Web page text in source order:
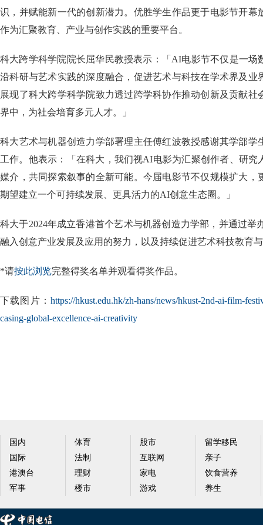
识，并赋能新一代的创新潜力。优胜学生作品更于电影节开幕
作为汇聚教育、产业与创作实践的重要平台。
科大跨学科学院院长屈华民教授表示：「AI电影节不仅是一场
沿科研与艺术实践的深度融合，促进艺术与科技在学术界及业
展现了科大跨学科学院致力透过跨学科协作推动创新及贡献社
界中，为社会培育多元人才。」
科大艺术与机器创造力学部署理主任傅红波教授感谢其学部学
工作。他表示：「在科大，我们视AI电影为汇聚创作者、研究
媒介，共同探索叙事的全新可能。今届电影节不仅规模扩大，
期望建立一个可持续发展、更具活力的AI创意生态圈。」
科大于2024年成立香港首个艺术与机器创造力学部，并通过
融入创意产业发展及应用的努力，以及持续促进艺术科技教育
*请按此浏览完整得奖名单并观看得奖作品。
下载图片： https://hkust.edu.hk/zh-hans/news/hkust-2nd-ai-film-
casing-global-excellence-ai-creativity
国内
国际
港澳台
军事
体育
法制
理财
楼市
股市
互联网
家电
游戏
留学移民
亲子
饮食营养
养生